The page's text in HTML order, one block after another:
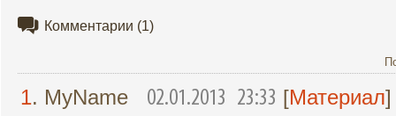
Комментарии (1)
1. MyName 02.01.2013 23:33 [Материал]